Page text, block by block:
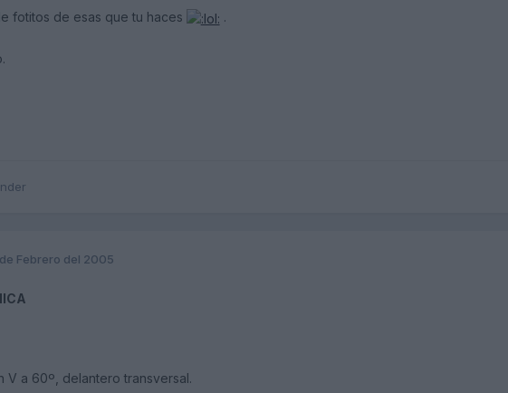
fotitos de esas que tu haces .
Febrero del 2005
V a 60º, delantero transversal.